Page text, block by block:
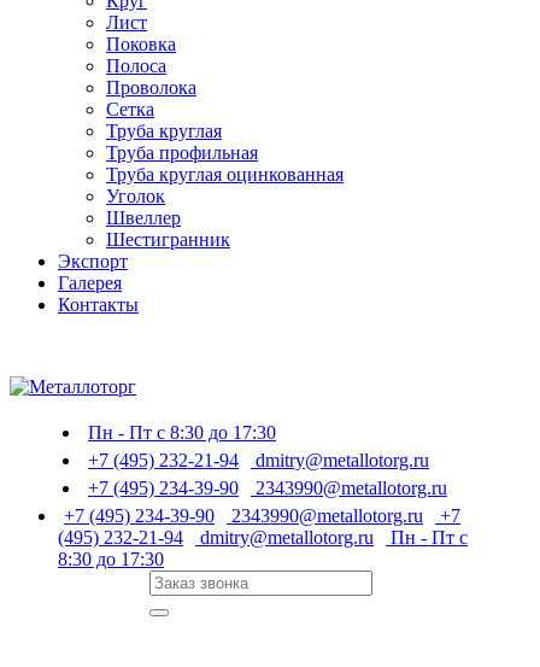
Лист
Поковка
Полоса
Проволока
Сетка
Труба круглая
Труба профильная
Труба круглая оцинкованная
Уголок
Швеллер
Шестигранник
Экспорт
Галерея
Контакты
Пн - Пт с 8:30 до 17:30
+7 (495) 232-21-94
dmitry@metallotorg.ru
+7 (495) 234-39-90
2343990@metallotorg.ru
+7 (495) 234-39-90
2343990@metallotorg.ru
+7
(495) 232-21-94
dmitry@metallotorg.ru
Пн - Пт с
8:30 до 17:30